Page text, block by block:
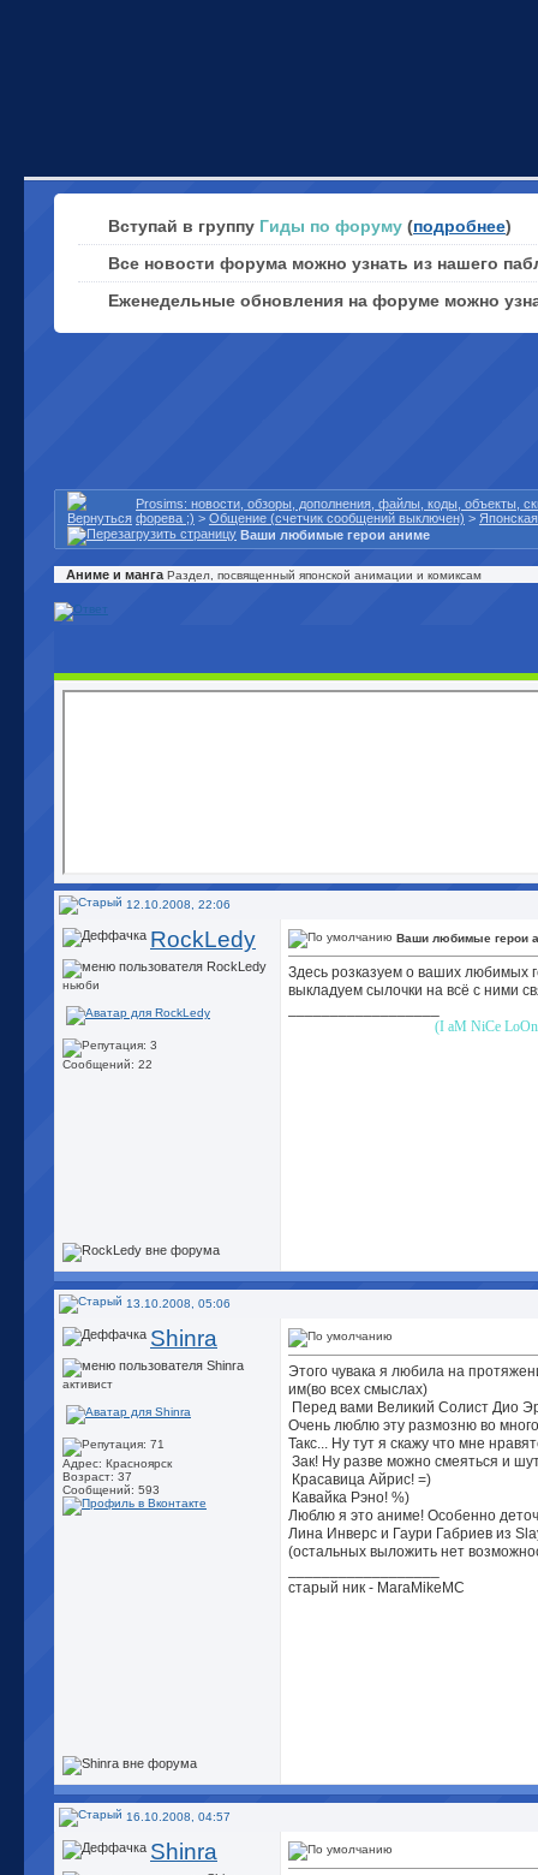
Вступай в группу Гиды по форуму (подробнее)
Все новости форума можно узнать из нашего
Еженедельные обновления на форуме можно
Prosims: новости, обзоры, дополнения, файлы, коды, объекты,
форева ;) > Общение (счетчик сообщений выключен) >
Ваши любимые герои аниме
Аниме и манга Раздел, посвященный японской анимации и комиксам
12.10.2008, 22:06
RockLedy
ньюби
Сообщений: 22
Ваши любимые герои
Здесь розказуем о ваших любимых
выкладуем сылочки на всё с ними
(I aM NiCe
13.10.2008, 05:06
Shinra
активист
Адрес: Красноярск
Возраст: 37
Сообщений: 593
Этого чувака я любила на
им(во всех смыслах)
Перед вами Великий Солист Дио
Очень люблю эту размозню во
Такс... Ну тут я скажу что мне
Зак! Ну разве можно смеяться и
Красавица Айрис! =)
Кавайка Рэно! %)
Люблю я это аниме! Особенно
Лина Инверс и Гаури Габриев из
(остальных выложить нет
старый ник - MaraMikeMC
16.10.2008, 04:57
Shinra